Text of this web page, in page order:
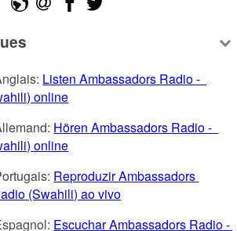
Listen Ambassadors Radio -
online
Hören Ambassadors Radio -
online
Reproduzir Ambassadors
(Swahili) ao vivo
Escuchar Ambassadors Radio -